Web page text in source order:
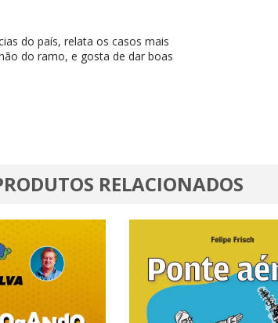
do país, relata os casos mais
do ramo, e gosta de dar boas
RELACIONADOS